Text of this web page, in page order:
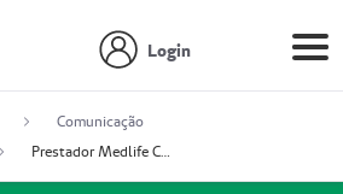
Login
Comunicação
Prestador Medlife Consultas e Diagnósticos (51004334-2)